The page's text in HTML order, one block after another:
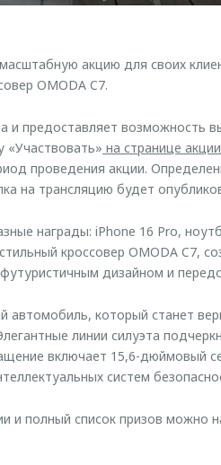
акцию для своих
OMODA C7.
и предоставляет возможность
«Участвовать» на странице акции
проведения акции.
на трансляцию будет
награды: iPhone 16 Pro,
кроссовер OMODA C7,
дизайном и
автомобиль, который станет
линии силуэта
включает 15,6-дюймовый
систем
и полный список призов можно